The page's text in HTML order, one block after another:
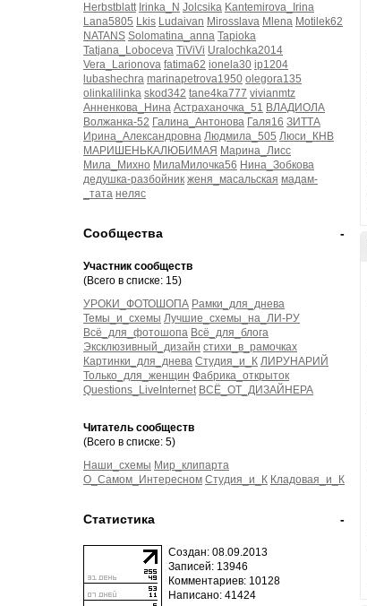
Herbstblatt Irinka_N Jolcsika Kantemirova_Irina
Lana5805 Lkis Ludaivan Mirosslava Mlena Motilek62
NATANS Solomatina_anna Tapioka
Tatjana_Loboceva TiViVi Uralochka2014
Vera_Larionova fatima62 ionela30 ip1204
lubashechra marinapetrova1950 olegora135
olinkalilinka skod342 tane4ka777 vivianmtz
Анненкова_Нина Астраханочка_51 ВЛАДИОЛА
Волжанка-52 Галина_Антонова Галя16 ЗИТТА
Ирина_Александровна Людмила_505 Люси_КНВ
МАРИШЕНЬКАЛЮБИМАЯ Марина_Лисс
Мила_Михно МилаМилочка56 Нина_Зобкова
дедушка-разбойник женя_масальская мадам-
_тата неляс
-
Сообщества
Участник сообществ
(Всего в списке: 15)
УРОКИ_ФОТОШОПА Рамки_для_днева
Темы_и_схемы Лучшие_схемы_на_ЛИ-РУ
Всё_для_фотошопа Всё_для_блога
Эксклюзивный_дизайн стихи_в_рамочках
Картинки_для_днева Студия_и_К ЛИРУНАРИЙ
Только_для_женщин Фабрика_открыток
Questions_LiveInternet ВСЁ_ОТ_ДИЗАЙНЕРА
Читатель сообществ
(Всего в списке: 5)
Наши_схемы Мир_клипарта
О_Самом_Интересном Студия_и_К Кладовая_и_К
-
Статистика
Создан: 08.09.2013
Записей: 13946
Комментариев: 10128
Написано: 41424